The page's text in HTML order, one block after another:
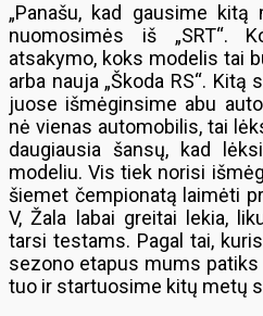
„Panašu, kad gausime
nuomosimės iš „SRT“.
atsakymo, koks modelis tai
arba nauja „Škoda RS“.
juose išmėginsime abu
nė vienas automobilis, tai
daugiausia šansų, kad
modeliu. Vis tiek norisi
šiemet čempionatą laimėti
V, Žala labai greitai lekia,
tarsi testams. Pagal tai,
sezono etapus mums patiks
tuo ir startuosime kitų metų